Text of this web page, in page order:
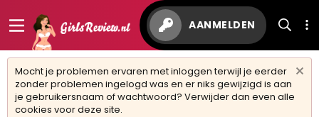
AANMELDEN
Mocht je problemen ervaren met inloggen terwijl je eerder
zonder problemen ingelogd was en er niks gewijzigd is aan
je gebruikersnaam of wachtwoord? Verwijder dan even alle
cookies voor deze site.